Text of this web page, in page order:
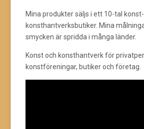
Mina produkter säljs i ett 10-tal
konsthantverksbutiker. Mina
smycken är spridda i många länder.
Konst och konsthantverk för
konstföreningar, butiker och företag.